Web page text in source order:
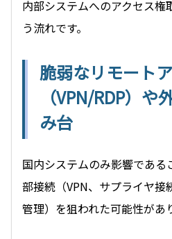
内部システムへのアクセス
う流れです。
脆弱なリモート
（VPN/RDP）や
み台
国内システムのみ影響であ
部接続（VPN、サプライヤ接
管理）を狙われた可能性があ